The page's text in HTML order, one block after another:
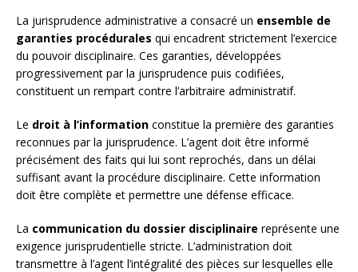
La jurisprudence administrative a consacré un ensemble de
garanties procédurales qui encadrent strictement l’exercice
du pouvoir disciplinaire. Ces garanties, développées
progressivement par la jurisprudence puis codifiées,
constituent un rempart contre l’arbitraire administratif.
Le droit à l’information constitue la première des garanties
reconnues par la jurisprudence. L’agent doit être informé
précisément des faits qui lui sont reprochés, dans un délai
suffisant avant la procédure disciplinaire. Cette information
doit être complète et permettre une défense efficace.
La communication du dossier disciplinaire représente une
exigence jurisprudentielle stricte. L’administration doit
transmettre à l’agent l’intégralité des pièces sur lesquelles elle